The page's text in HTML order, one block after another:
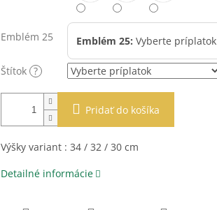
Emblém 25 Emblém 25: Vyberte príplatok
Štítok ?
Pridať do košíka
Výšky variant : 34 / 32 / 30 cm
Detailné informácie